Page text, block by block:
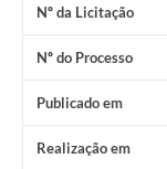
Nº da Licitação
Nº do Processo
Publicado em
Realização em